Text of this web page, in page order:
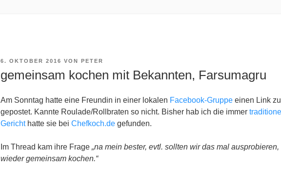
VERÖFFENTLICHT
6. OKTOBER 2016 VON PETER
gemeinsam kochen mit Bekannten, Farsumagru
Am Sonntag hatte eine Freundin in einer lokalen Facebook-Gruppe einen Link
gepostet. Kannte Roulade/Rollbraten so nicht. Bisher hab ich die immer
Gerichthatte sie bei Chefkoch.de gefunden.
Im Thread kam ihre Frage „na mein bester, evtl. sollten wir das mal
wieder gemeinsam kochen.“